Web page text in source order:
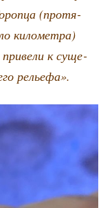
(про­тя­
кило­мет­ра)
при­ве­ли к суще­
рельефа».